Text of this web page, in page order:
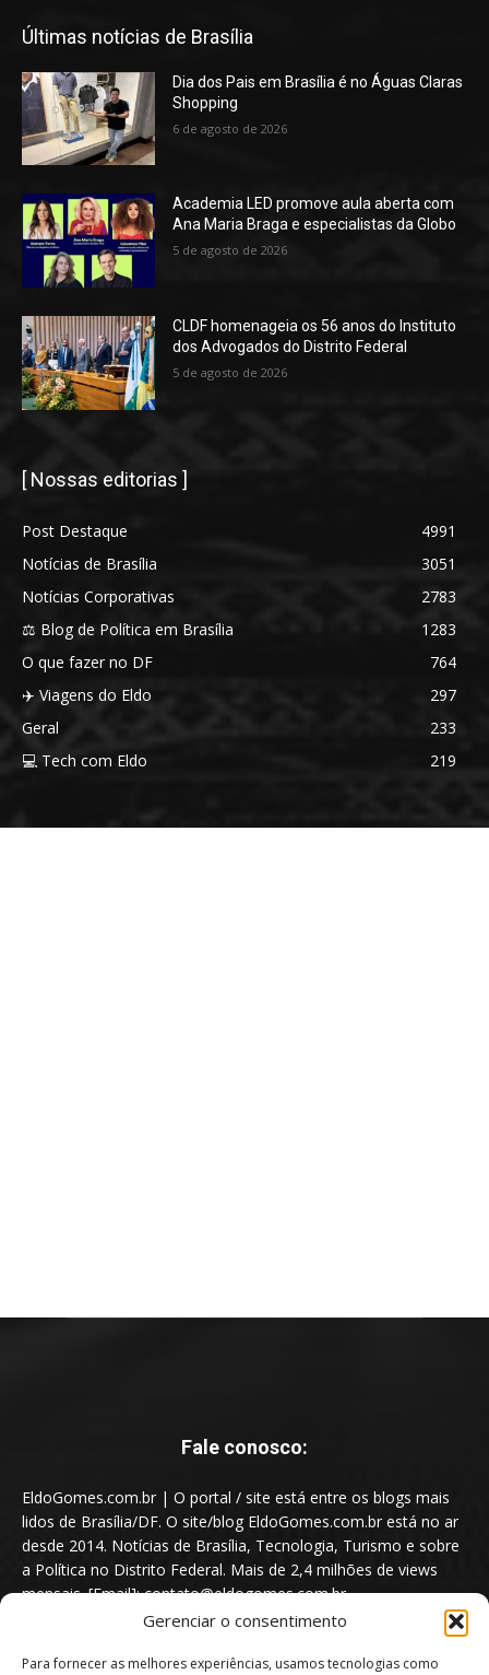
Gerenciar o consentimento
Para fornecer as melhores experiências, usamos tecnologias como
Últimas notícias de Brasília
Dia dos Pais em Brasília é no Águas Claras
Shopping
6 de agosto de 2026
Academia LED promove aula aberta com
Ana Maria Braga e especialistas da Globo
5 de agosto de 2026
CLDF homenageia os 56 anos do Instituto
dos Advogados do Distrito Federal
5 de agosto de 2026
[ Nossas editorias ]
Post Destaque
4991
Notícias de Brasília
3051
Notícias Corporativas
2783
⚖️ Blog de Política em Brasília
1283
O que fazer no DF
764
✈️ Viagens do Eldo
297
Geral
233
💻 Tech com Eldo
219
Fale conosco:
EldoGomes.com.br | O portal / site está entre os blogs mais
lidos de Brasília/DF. O site/blog EldoGomes.com.br está no ar
desde 2014. Notícias de Brasília, Tecnologia, Turismo e sobre
a Política no Distrito Federal. Mais de 2,4 milhões de views
mensais. [Email]: contato@eldogomes.com.br